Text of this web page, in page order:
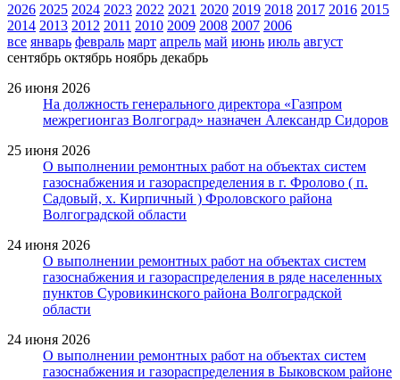
2026 2025 2024 2023 2022 2021 2020 2019 2018 2017 2016 2015
2014 2013 2012 2011 2010 2009 2008 2007 2006
все январь февраль март апрель май июнь июль август
сентябрь октябрь ноябрь декабрь
26 июня 2026
На должность генерального директора «Газпром
межрегионгаз Волгоград» назначен Александр Сидоров
25 июня 2026
О выполнении ремонтных работ на объектах систем
газоснабжения и газораспределения в г. Фролово ( п.
Садовый, х. Кирпичный ) Фроловского района
Волгоградской области
24 июня 2026
О выполнении ремонтных работ на объектах систем
газоснабжения и газораспределения в ряде населенных
пунктов Суровикинского района Волгоградской
области
24 июня 2026
О выполнении ремонтных работ на объектах систем
газоснабжения и газораспределения в Быковском районе